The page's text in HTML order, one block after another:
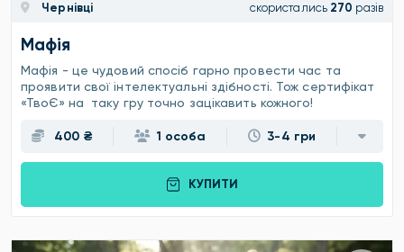
Чернівці скористались 270 разів
Мафія
Мафія - це чудовий спосіб гарно провести час та
проявити свої інтелектуальні здібності. Тож сертифікат
«ТвоЄ» на таку гру точно зацікавить кожного!
400 ₴ 1 особа 3-4 гри
КУПИТИ